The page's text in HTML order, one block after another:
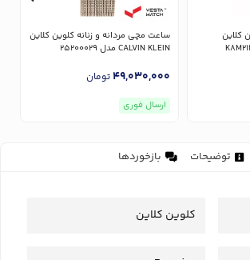
کلاین
ساعت مچی مردانه و زنانه کلوین کلاین
CALVIN KLEIN مدل 25200029
49,030,000تومان
ارسال فوری
توضیحات بازخوردها
کلوین کلاین